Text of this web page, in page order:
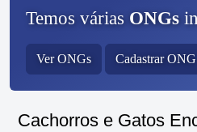
Temos várias ONGs
Ver ONGs Cadastrar ONG
Cachorros e Gatos